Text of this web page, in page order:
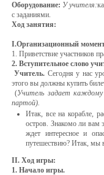
Оборудование: У учителя:
с заданиями.
Ход занятия:
I.Организационный
1. Приветствие участников
2. Вступительное слово
Учитель. Сегодня у нас
этого вы должны купить
(Учитель задает
партой).
Итак, все на корабле,
остров. Знакомо ли вам
ждет интересное и
путешествию? Итак, мы
II. Ход игры:
1. Начало игры.